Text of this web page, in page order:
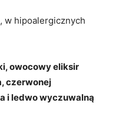
w hipoalergicznych
owocowy eliksir
czerwonej
i ledwo wyczuwalną